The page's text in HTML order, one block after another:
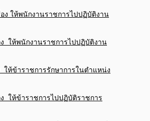
ง ให้พนักงานราชการไปปฏิบัติงาน
ให้พนักงานราชการไปปฏิบัติงาน
ให้ข้าราชการรักษาการในตำแหน่ง
ให้ข้าราชการไปปฏิบัติราชการ